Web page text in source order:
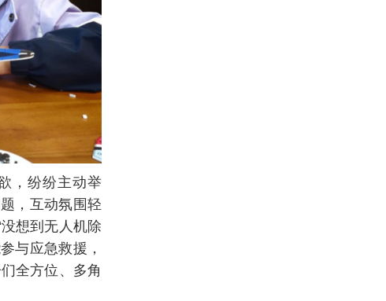
，纷纷主动举
，互动氛围轻
想到无人机除
与应急救援，
全方位、多角